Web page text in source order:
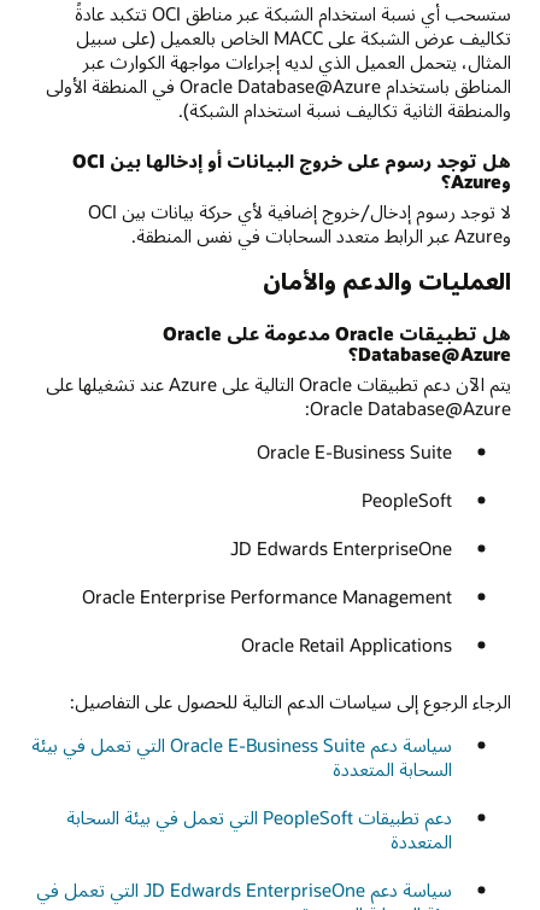
ستسحب أي نسبة استخدام الشبكة عبر مناطق OCI تتكبد عادةً
تكاليف عرض الشبكة على MACC الخاص بالعميل (على سبيل
المثال، يتحمل العميل الذي لديه إجراءات مواجهة الكوارث عبر
المناطق باستخدام Oracle Database@Azure في المنطقة الأولى
والمنطقة الثانية تكاليف نسبة استخدام الشبكة).
هل توجد رسوم على خروج البيانات أو إدخالها بين OCI
وAzure؟
لا توجد رسوم إدخال/خروج إضافية لأي حركة بيانات بين OCI
وAzure عبر الرابط متعدد السحابات في نفس المنطقة.
العمليات والدعم والأمان
هل تطبيقات Oracle مدعومة على Oracle
Database@Azure؟
يتم الآن دعم تطبيقات Oracle التالية على Azure عند تشغيلها على
Oracle Database@Azure:
Oracle E-Business Suite
PeopleSoft
JD Edwards EnterpriseOne
Oracle Enterprise Performance Management
Oracle Retail Applications
الرجاء الرجوع إلى سياسات الدعم التالية للحصول على التفاصيل:
سياسة دعم Oracle E-Business Suite التي تعمل في بيئة
السحابة المتعددة
دعم تطبيقات PeopleSoft التي تعمل في بيئة السحابة
المتعددة
سياسة دعم JD Edwards EnterpriseOne التي تعمل في